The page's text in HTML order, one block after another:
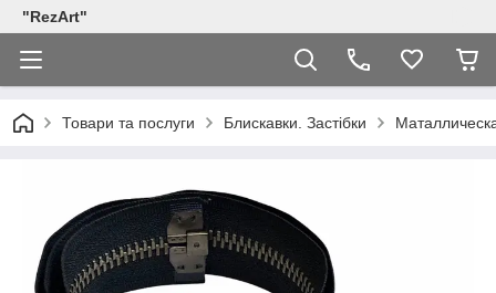
"RezArt"
Товари та послуги Блискавки. Застібки